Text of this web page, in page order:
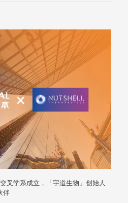
叉学系成立，「宇道生物」创始人
伴